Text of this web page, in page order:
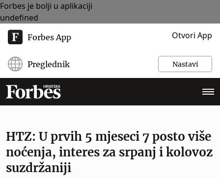
Forbes je bolji u aplikaciji
undefined
Forbes App Otvori App
Preglednik Nastavi
HTZ: U prvih 5 mjeseci 7 posto više
noćenja, interes za srpanj i kolovoz
suzdržaniji